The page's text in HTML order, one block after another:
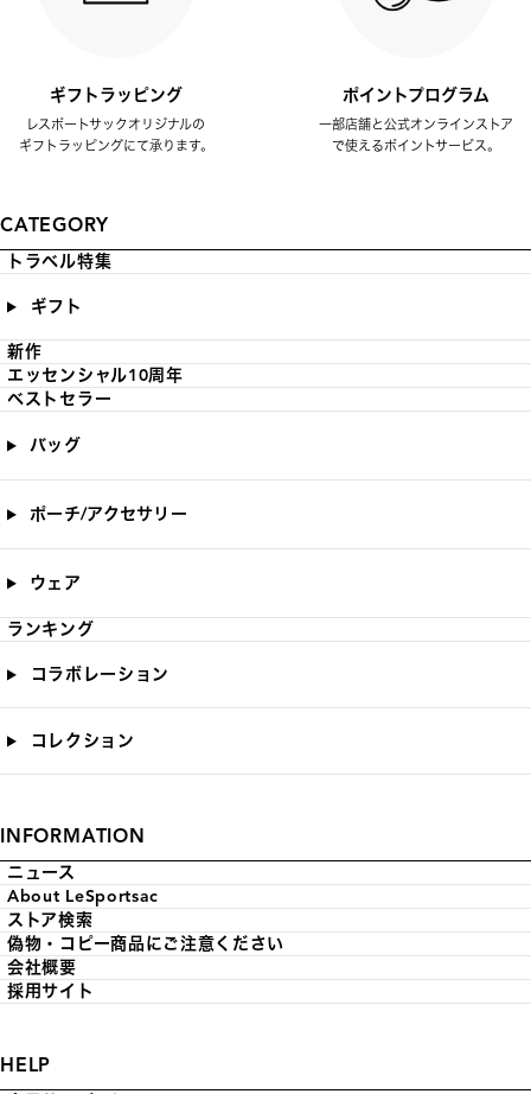
ギフトラッピング
レスポートサックオリジナルの
ギフトラッピングにて承ります。
ポイントプログラム
一部店舗と公式オンラインストア
で使えるポイントサービス。
CATEGORY
トラベル特集
ギフト
新作
エッセンシャル10周年
ベストセラー
バッグ
ポーチ/アクセサリー
ウェア
ランキング
コラボレーション
コレクション
INFORMATION
ニュース
About LeSportsac
ストア検索
偽物・コピー商品にご注意ください
会社概要
採用サイト
HELP